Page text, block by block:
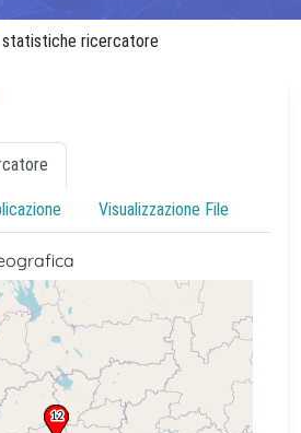
statistiche ricercatore
Visualizzazione File